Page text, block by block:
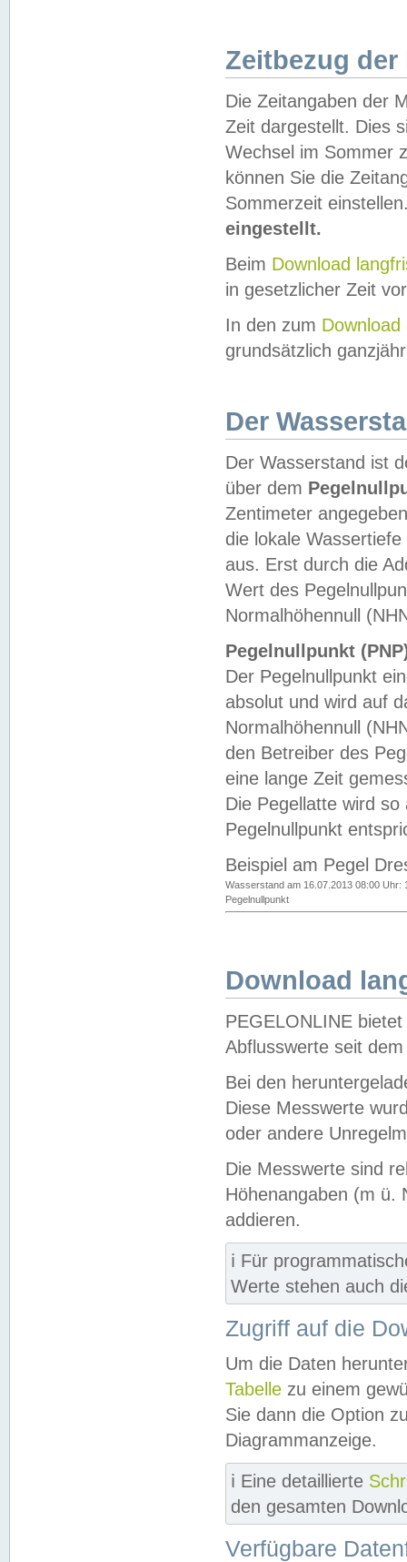
Zeitbezug der
Die Zeitangaben der
Zeit dargestellt. Dies
Wechsel im Sommer
können Sie die
Sommerzeit
eingestellt.
Beim Download
in gesetzlicher Zeit
In den zum Download
grundsätzlich
Der
Der Wasserstand ist
über dem
Zentimeter
die lokale
aus. Erst durch die
Wert des
Normalhöhennull
Pegelnullpunkt
Der Pegelnullpunkt
absolut und wird auf
Normalhöhennull
den Betreiber des
eine lange Zeit
Die Pegellatte wird
Pegelnullpunkt
Beispiel am Pegel
Wasserstand am 16.07.2013 08:00 Uhr:
Pegelnullpunkt
Download
PEGELONLINE
Abflusswerte seit
Bei den
Diese Messwerte
oder andere
Die Messwerte sind
Höhenangaben (m ü.
addieren.
ℹ️ Für
Werte stehen auch
Zugriff auf die
Um die Daten
Tabelle zu einem
Sie dann die Option
Diagrammanzeige.
ℹ️ Eine detaillierte
den gesamten
Verfügbare